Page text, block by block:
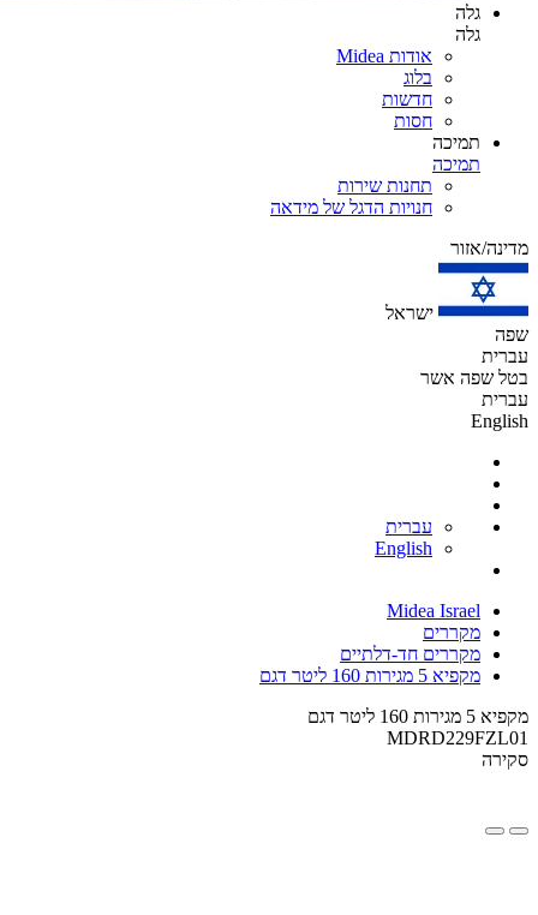
גלה
גלה
אודות Midea
בלוג
חדשות
חסות
תמיכה
תמיכה
תחנות שירות
חנויות הדגל של מידאה
מדינה/אזור
ישראל
שפה
עברית
בטל שפה אשר
עברית
English
עברית
English
Midea Israel
מקררים
מקררים חד-דלתיים
מקפיא 5 מגירות 160 ליטר דגם
מקפיא 5 מגירות 160 ליטר דגם
MDRD229FZL01
סקירה